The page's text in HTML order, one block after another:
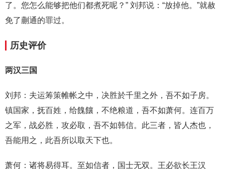
了。您怎么能够把他们都煮死呢？” 刘邦说：“放掉他。”就赦
免了蒯通的罪过。
历史评价
两汉三国
刘邦：夫运筹策帷帐之中，决胜於千里之外，吾不如子房。
镇国家，抚百姓，给餽饟，不绝粮道，吾不如萧何。连百万
之军，战必胜，攻必取，吾不如韩信。此三者，皆人杰也，
吾能用之，此吾所以取天下也。
萧何：诸将易得耳。至如信者，国士无双。王必欲长王汉